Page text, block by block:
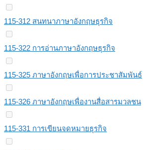
115-312 สนทนาภาษาอังกฤษธุรกิจ
115-322 การอ่านภาษาอังกฤษธุรกิจ
115-325 ภาษาอังกฤษเพื่อการประชาสัมพันธ์
115-326 ภาษาอังกฤษเพื่องานสื่อสารมวลชน
115-331 การเขียนจดหมายธุรกิจ